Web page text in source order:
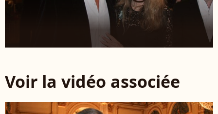
Voir la vidéo associée